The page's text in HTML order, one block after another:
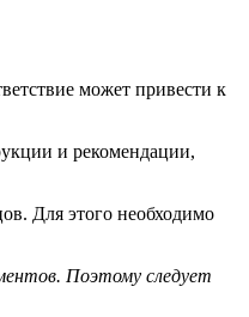
может привести к
и рекомендации,
Для этого необходимо
Поэтому следует